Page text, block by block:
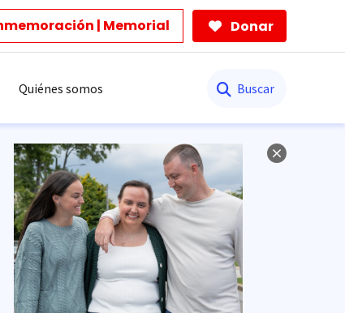
| Memorial Donar
Quiénes somos